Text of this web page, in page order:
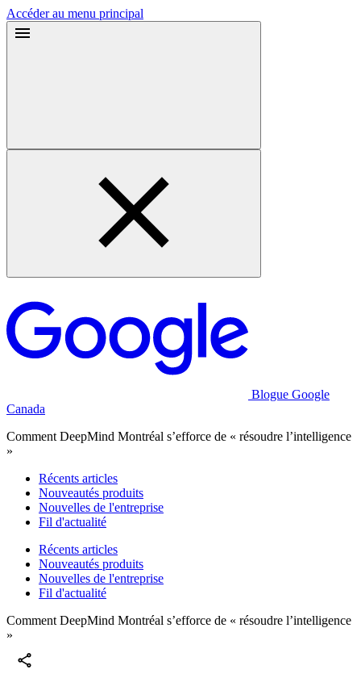
Accéder au menu principal
Blogue Google
Canada
Comment DeepMind Montréal s’efforce de « résoudre l’intelligence
»
Récents articles
Nouveautés produits
Nouvelles de l'entreprise
Fil d'actualité
Récents articles
Nouveautés produits
Nouvelles de l'entreprise
Fil d'actualité
Comment DeepMind Montréal s’efforce de « résoudre l’intelligence
»